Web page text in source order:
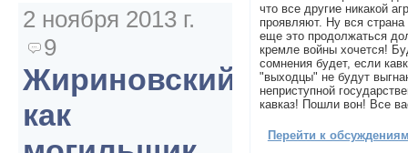
что все другие никакой
проявляют. Ну вся страна
еще это продолжаться
кремле войны хочется!
сомнения будет, если
"выходцы" не будут
неприступной
кавказ! Пошли вон! Все
Перейти к
2 ноября 2013 г.
9
Жириновский
как